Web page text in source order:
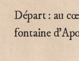
Départ : au
fontaine